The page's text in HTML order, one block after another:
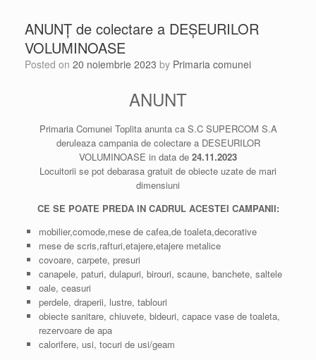
ANUNȚ de colectare a DEȘEURILOR
VOLUMINOASE
Posted on 20 noiembrie 2023 by Primaria comunei
ANUNT
Primaria Comunei Toplita anunta ca S.C SUPERCOM S.A
deruleaza campania de colectare a DESEURILOR
VOLUMINOASE in data de 24.11.2023
Locuitorii se pot debarasa gratuit de obiecte uzate de mari
dimensiuni
CE SE POATE PREDA IN CADRUL ACESTEI CAMPANII:
mobilier,comode,mese de cafea,de toaleta,decorative
mese de scris,rafturi,etajere,etajere metalice
covoare, carpete, presuri
canapele, paturi, dulapuri, birouri, scaune, banchete, saltele
oale, ceasuri
perdele, draperii, lustre, tablouri
obiecte sanitare, chiuvete, bideuri, capace vase de toaleta,
rezervoare de apa
calorifere, usi, tocuri de usi/geam